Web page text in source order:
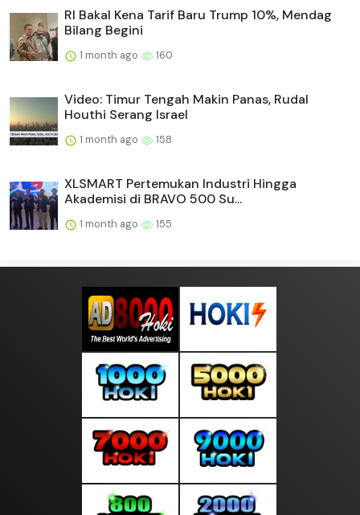
RI Bakal Kena Tarif Baru Trump 10%, Mendag
Bilang Begini
1 month ago 160
Video: Timur Tengah Makin Panas, Rudal
Houthi Serang Israel
1 month ago 158
XLSMART Pertemukan Industri Hingga
Akademisi di BRAVO 500 Su...
1 month ago 155